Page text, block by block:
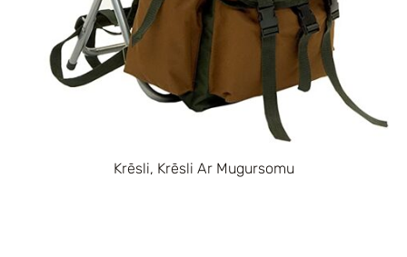
Krēsli, Krēsli Ar Mugursomu